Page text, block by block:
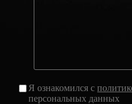
Я ознакомился с
персональных данных